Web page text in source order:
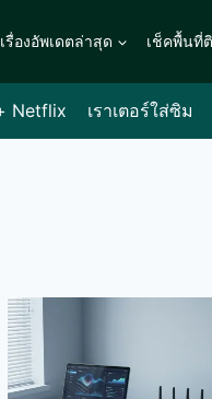
เรื่องอัพเดตล่าสุด เช็คพื้นที่
Netflix เราเตอร์ใส่ซิม